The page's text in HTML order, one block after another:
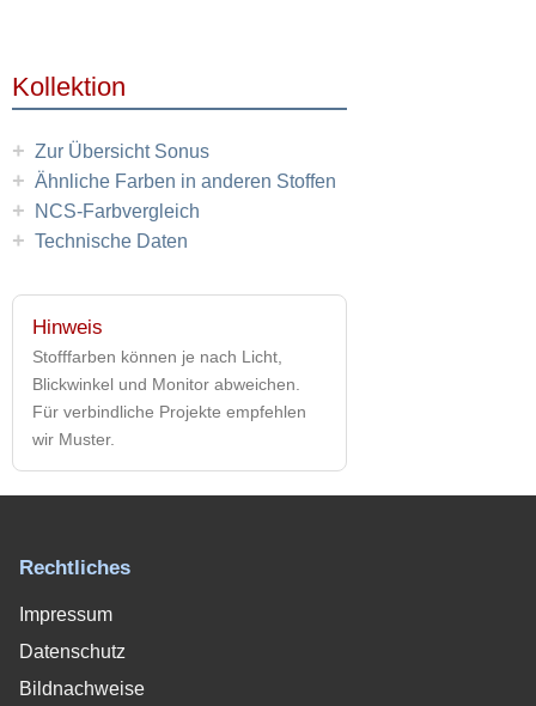
Kollektion
+ Zur Übersicht Sonus
+ Ähnliche Farben in anderen Stoffen
+ NCS-Farbvergleich
+ Technische Daten
Hinweis
Stofffarben können je nach Licht,
Blickwinkel und Monitor abweichen.
Für verbindliche Projekte empfehlen
wir Muster.
Rechtliches
Impressum
Datenschutz
Bildnachweise